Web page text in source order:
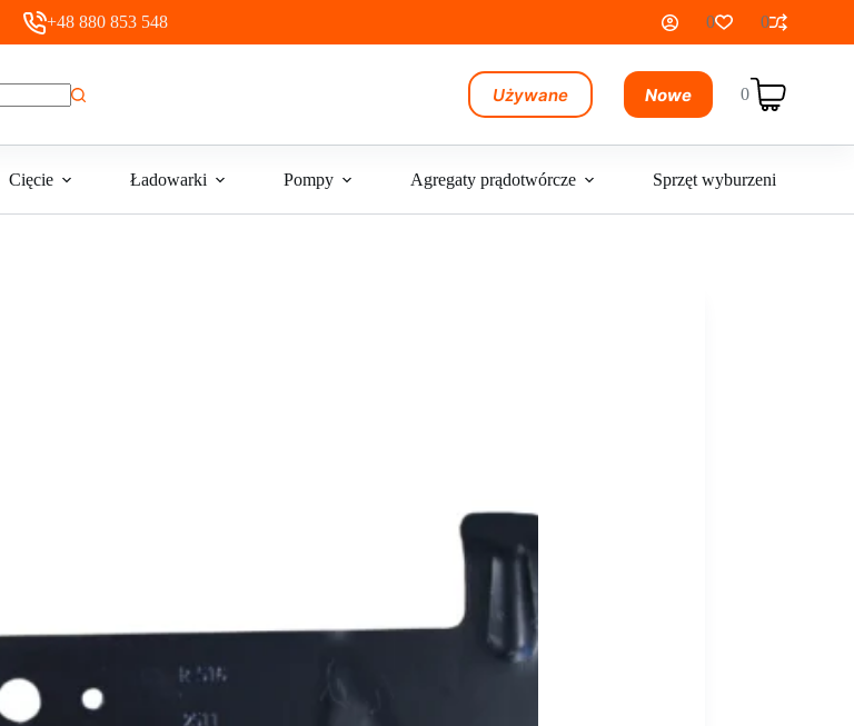
+48 880 853 548 0 0
Używane Nowe Koszyk
0
Cięcie Ładowarki Pompy Agregaty prądotwórcze Sprzęt wyburzeniowy